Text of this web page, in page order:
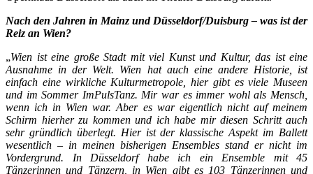
Nach den Jahren in Mainz und Düsseldorf/Duisburg – was ist der
Reiz an Wien?
„Wien ist eine große Stadt mit viel Kunst und Kultur, das ist eine
Ausnahme in der Welt. Wien hat auch eine andere Historie, ist
einfach eine wirkliche Kulturmetropole, hier gibt es viele Museen
und im Sommer ImPulsTanz. Mir war es immer wohl als Mensch,
wenn ich in Wien war. Aber es war eigentlich nicht auf meinem
Schirm hierher zu kommen und ich habe mir diesen Schritt auch
sehr gründlich überlegt. Hier ist der klassische Aspekt im Ballett
wesentlich – in meinen bisherigen Ensembles stand er nicht im
Vordergrund. In Düsseldorf habe ich ein Ensemble mit 45
Tänzerinnen und Tänzern, in Wien gibt es 103 Tänzerinnen und